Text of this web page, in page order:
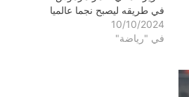
في طريقه ليصبح نجما عالميا
10/10/2024
في "رياضة"